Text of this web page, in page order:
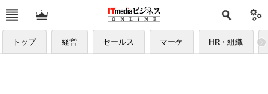
トップ 経営 セールス マーケ HR・組織